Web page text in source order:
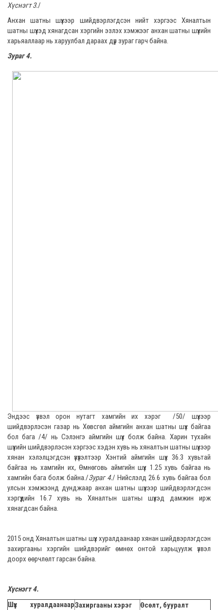
Хүснэгт 3./
Анхан шатны шүүхээр шийдвэрлэгдсэн нийт хэргээс Хяналтын
шатны шүүхэд хянагдсан хэргийн эзлэх хэмжээг анхан шатны шүүхийн
харьяаллаар нь харуулбал дараах дүр зураг гарч байна.
Зураг 4.
Эндээс үзвэл орон нутагт хамгийн их хэрэг /50/ шүүхээр
шийдвэрлэсэн газар нь Хөвсгөл аймгийн анхан шатны шүүх байгаа
бол бага /4/ нь Сэлэнгэ аймгийн шүүх болж байна. Харин тухайн
шүүхийн шийдвэрлэсэн хэргээс хэдэн хувь нь хяналтын шатны шүүхээр
хянан хэлэлцэгдсэн үзүүлэлтээр Хэнтий аймгийн шүүх 36.3 хувьтай
байгаа нь хамгийн их, Өмнөговь аймгийн шүүх 1.25 хувь байгаа нь
хамгийн бага болж байна./Зураг 4./ Нийслэлд 26.6 хувь байгаа бол
улсын хэмжээнд дунджаар анхан шатны шүүхээр шийдвэрлэгдсэн
хэргүүдийн 16.7 хувь нь Хяналтын шатны шүүхэд дамжин ирж
хянагдсан байна.
2015 онд Хяналтын шатны шүүх хуралдаанаар хянан шийдвэрлэгдсэн
захиргааны хэргийн шийдвэрийг өмнөх онтой харьцуулж үзвэл
доорх өөрчлөлт гарсан байна.
Хүснэгт 4.
Шүүх хуралдаанаарЗахиргааны хэрэг Өсөлт, бууралт